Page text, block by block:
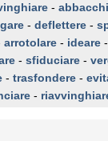
-
- deflettere -
arrotolare - ideare -
- sfiduciare -
- trasfondere -
-